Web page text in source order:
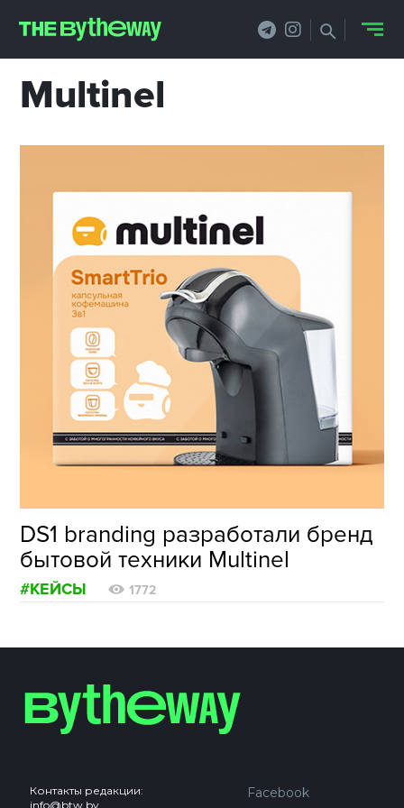
Multinel
DS1 branding разработали бренд
бытовой техники Multinel
#КЕЙСЫ 1772
Контакты редакции:
info@btw.by
Facebook
НОВОСТИ
PRO.ОБЗОР
КЕЙСЫ
ФИЛОСОФИЯ
КРЕАТИВА
БИЗНЕС И
ТЕХНОЛОГИИ
ФЕСТИВАЛИ
ФОТОГРАФИЯ
ТИПОГРАФИКА
ИСТОРИИ БРЕНДОВ
О ПРОЕКТЕ